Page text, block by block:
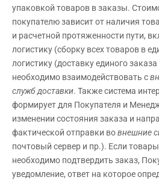
упаковкой товаров в заказы.
покупателю зависит от наличия
и расчетной протяженности пути,
логистику (сборку всех товаров в
логистику (доставку единого
необходимо взаимодействовать с
служб доставки. Также система
формирует для Покупателя и
изменении состояния заказа и
фактической отправки вовнешние
почтовый сервер и пр.). Если
необходимо подтвердить заказ,
уведомление, ответ на которое